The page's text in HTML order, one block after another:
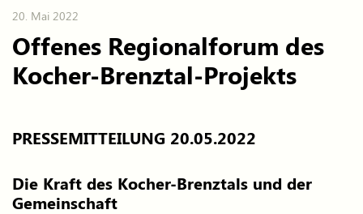
20. Mai 2022
Offenes Regionalforum des
Kocher-Brenztal-Projekts
PRESSEMITTEILUNG 20.05.2022
Die Kraft des Kocher-Brenztals und der
Gemeinschaft